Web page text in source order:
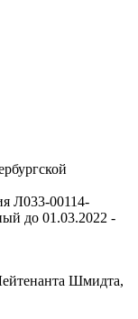
Л033-00114-
до 01.03.2022 -
Шмидта,